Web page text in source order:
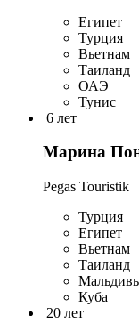
Египет
Турция
Вьетнам
Таиланд
ОАЭ
Тунис
6 лет
Марина
Pegas Touristik
Турция
Египет
Вьетнам
Таиланд
Куба
20 лет